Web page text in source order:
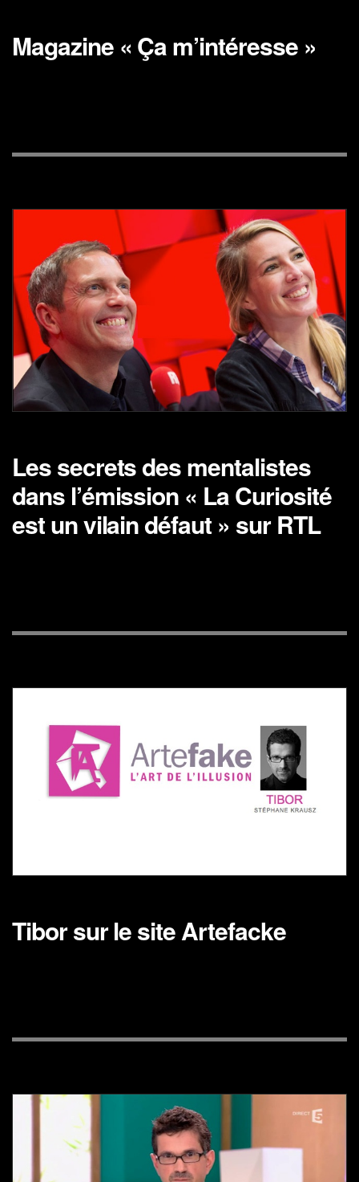
Magazine « Ça m’intéresse »
Les secrets des mentalistes
dans l’émission « La Curiosité
est un vilain défaut » sur RTL
Tibor sur le site Artefacke